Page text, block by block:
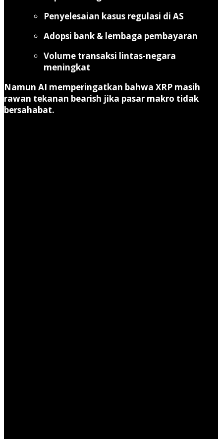
Penyelesaian kasus regulasi di AS
Adopsi bank & lembaga pembayaran
Volume transaksi lintas-negara
meningkat
Namun AI memperingatkan bahwa XRP masih
rawan tekanan bearish jika pasar makro tidak
bersahabat.